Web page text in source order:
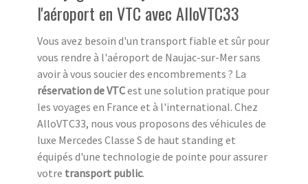
l'aéroport en VTC avec AlloVTC33
Vous avez besoin d'un transport fiable et sûr pour
vous rendre à l'aéroport de Naujac-sur-Mer sans
avoir à vous soucier des encombrements ? La
réservation de VTCest une solution pratique pour
les voyages en France et à l'international. Chez
AlloVTC33, nous vous proposons des véhicules de
luxe Mercedes Classe S de haut standing et
équipés d'une technologie de pointe pour assurer
votre transport public.